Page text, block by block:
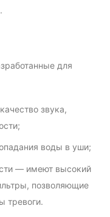
для
звука,
воды в уши;
— имеют высокий
позволяющие
тревоги.